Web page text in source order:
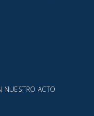
NUESTRO ACTO